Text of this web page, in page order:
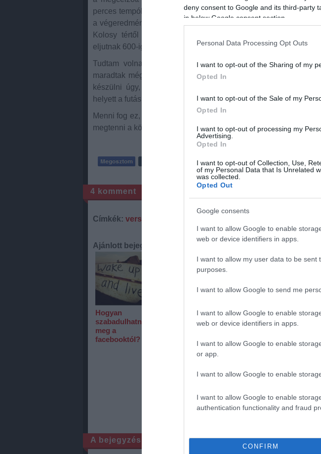
deny consent to Google and its third-party
in below Google consent section.
Personal Data Processing Opt Outs
I want to opt-out of the Sharing of my
Opted In
I want to opt-out of the Sale of my
Opted In
I want to opt-out of processing my
Advertising.
Opted In
I want to opt-out of Collection, Use,
of my Personal Data that Is Unrelated
was collected.
Opted Out
Google consents
I want to allow Google to enable
web or device identifiers in apps.
I want to allow my user data to be sent
purposes.
I want to allow Google to send me
I want to allow Google to enable
web or device identifiers in apps.
I want to allow Google to enable
or app.
I want to allow Google to enable
I want to allow Google to enable
authentication functionality and fraud
CONFIRM
perces tempóhoz képest a legutóbbi három futásom végén
a végeredmény. Utóbbit ma értem el, 14,51 km-en. A Bécsi úton
Kolosy tértől a város széléig. Érdekes volt látni, ahogy a
eljutnak 600-ig.
Tudtam volna tovább is menni ebben a tempóban, úgy
maradtak még tartalékok. Most már biztosan tudom, hogy a
készülni úgy, hogy bőven a szintidőn belül leszek és a
helyett a futásra tudok koncentrálni.
Menni fog ez, csak mindig meg kell találni az újabb és újabb
megtenni a következő lépést.
Tetszik 0
4 komment
Címkék: verseny
Ajánlott bejegyzések:
Hogyan
szabadulhatnék
meg a
facebooktól?
Verseny helyett
teljesítménytúra
Reggel BKV-val
jöttem. Nem
Üdv
4. hét - Az eget
s a világot, -0,3
A bejegyzés trackback címe: